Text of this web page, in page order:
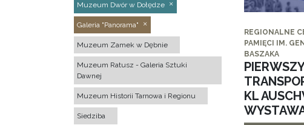
Muzeum Dwór w Dołędze
Galeria "Panorama"
Muzeum Zamek w Dębnie
Muzeum Ratusz - Galeria Sztuki
Dawnej
Muzeum Historii Tarnowa i Regionu
Siedziba
REGIONALNE
PAMIĘCI IM.
BASZAKA
KL